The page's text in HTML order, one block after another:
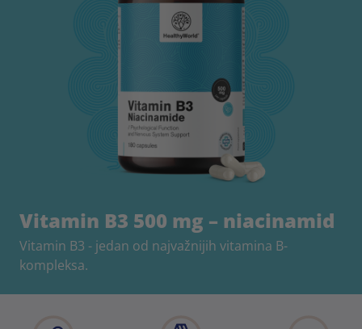
Vitamin B3 500 mg – niacinamid
Vitamin B3 - jedan od najvažnijih vitamina B-
kompleksa.